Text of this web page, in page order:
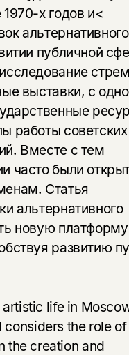
х годов и<
альтернативного
публичной
выставки, с
работы советских
Вместе с тем
часто были
Статья
альтернативного
новую
развитию
life in
considers the role of
the creation and